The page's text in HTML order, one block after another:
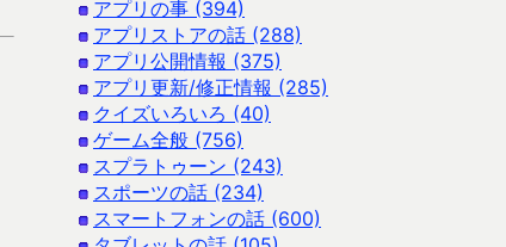
アプリの事 (394)
アプリストアの話 (288)
アプリ公開情報 (375)
アプリ更新/修正情報 (285)
クイズいろいろ (40)
ゲーム全般 (756)
スプラトゥーン (243)
スポーツの話 (234)
スマートフォンの話 (600)